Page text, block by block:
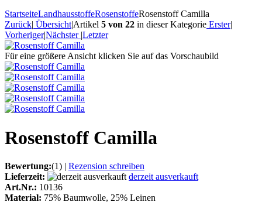
StartseiteLandhausstoffeRosenstoffeRosenstoff Camilla
Zurück| Übersicht|Artikel 5 von 22 in dieser Kategorie Erster|
Vorheriger|Nächster |Letzter
Für eine größere Ansicht klicken Sie auf das Vorschaubild
Rosenstoff Camilla
Bewertung:(1) | Rezension schreiben
Lieferzeit:
derzeit ausverkauft
Art.Nr.: 10136
Material: 75% Baumwolle, 25% Leinen